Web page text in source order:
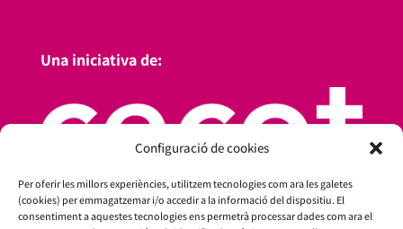
Configuració de cookies
Per oferir les millors experiències, utilitzem tecnologies com ara les galetes
(cookies) per emmagatzemar i/o accedir a la informació del dispositiu. El
consentiment a aquestes tecnologies ens permetrà processar dades com ara el
Una iniciativa de: